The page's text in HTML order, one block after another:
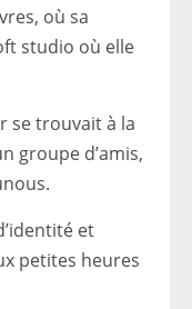
où sa
studio où elle
se trouvait à la
groupe d’amis,
et
petites heures